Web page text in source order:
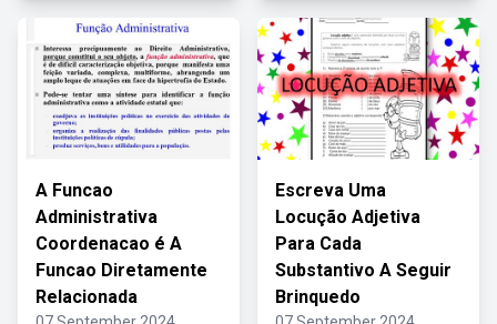
A Funcao
Administrativa
Coordenacao é A
Funcao Diretamente
Relacionada
Escreva Uma
Locução Adjetiva
Para Cada
Substantivo A Seguir
Brinquedo